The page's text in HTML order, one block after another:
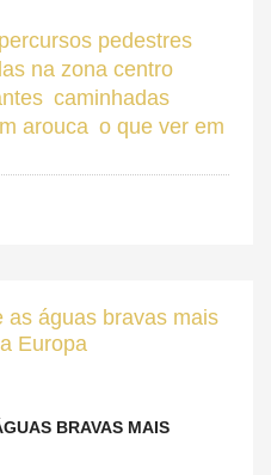
percursos pedestres
na zona centro
caminhadas
arouca o que ver em
BRAVAS MAIS